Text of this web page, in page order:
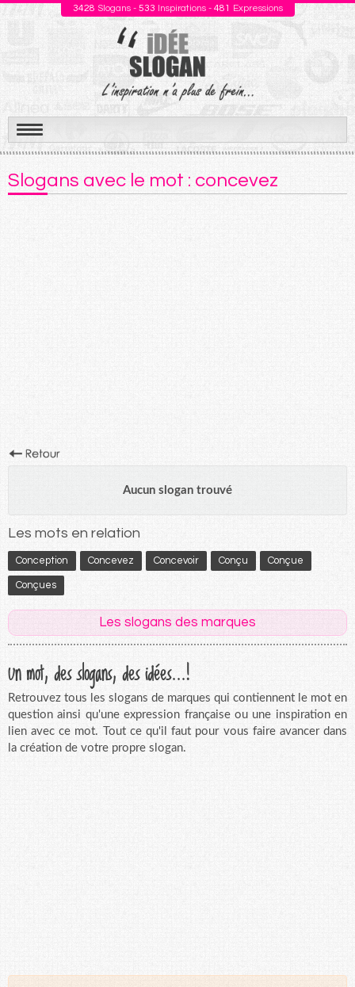
3428 Slogans - 533 Inspirations - 481 Expressions
Aller
au
contenu
Slogans avec le mot : concevez
Aucun slogan trouvé
Les mots en relation
Conception Concevez Concevoir Conçu Conçue
Conçues
Les slogans des marques
Un mot, des slogans, des idées...!
Retrouvez tous les slogans de marques qui contiennent le mot en
question ainsi qu'une expression française ou une inspiration en
lien avec ce mot. Tout ce qu'il faut pour vous faire avancer dans
la création de votre propre slogan.